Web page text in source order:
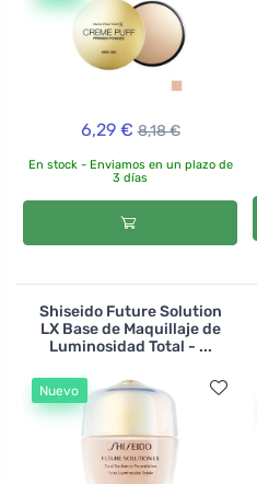
6,29 € 8,18 €
En stock - Enviamos en un plazo de
3 días
Shiseido Future Solution
LX Base de Maquillaje de
Luminosidad Total - ...
Nuevo